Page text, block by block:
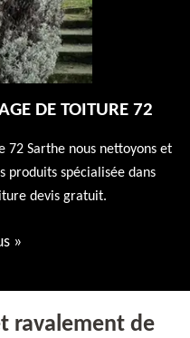
DE TOITURE 72
72 Sarthe nous nettoyons et
produits spécialisée dans
devis gratuit.
»
ravalement de